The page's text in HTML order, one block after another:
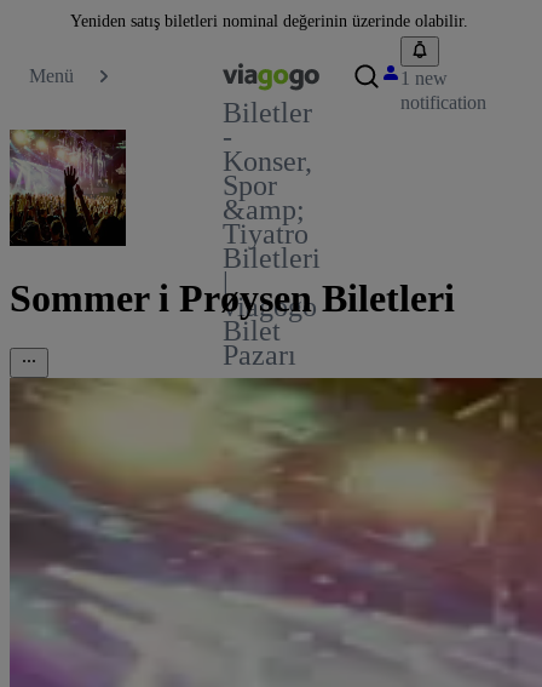
Yeniden satış biletleri nominal değerinin üzerinde olabilir.
Menü
Biletler
-
Konser,
Spor
&amp;
Tiyatro
Biletleri
|
viagogo
Bilet
Pazarı
1 new
notification
Sommer i Prøysen Biletleri